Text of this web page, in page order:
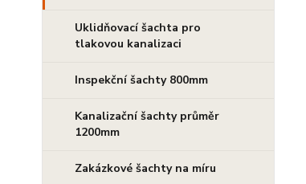
Uklidňovací šachta pro
tlakovou kanalizaci
Inspekční šachty 800mm
Kanalizační šachty průměr
1200mm
Zakázkové šachty na míru